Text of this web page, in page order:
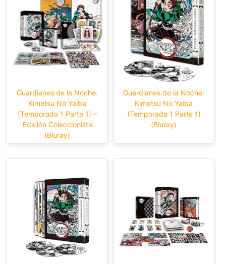
Guardianes de la Noche:
Kimetsu No Yaiba
(Temporada 1 Parte 1) –
Edición Coleccionista
(Bluray)
Guardianes de la Noche:
Kimetsu No Yaiba
(Temporada 1 Parte 1)
(Bluray)